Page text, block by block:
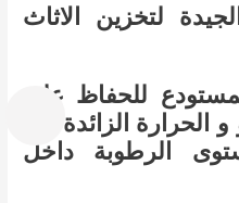
لتخزين الاثاث
للحفاظ على
الزائدة كما
الرطوبة داخل